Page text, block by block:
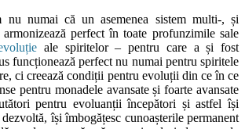
nu numai că un asemenea sistem multi-, și
perfect în toate profunzimile sale
ale spiritelor – pentru care a și fost
funcționează perfect nu numai pentru spiritele
ci creează condiții pentru evoluții din ce în ce
pentru monadele avansate și foarte avansate
pentru evoluanții începători și astfel își
își îmbogățesc cunoașterile permanent